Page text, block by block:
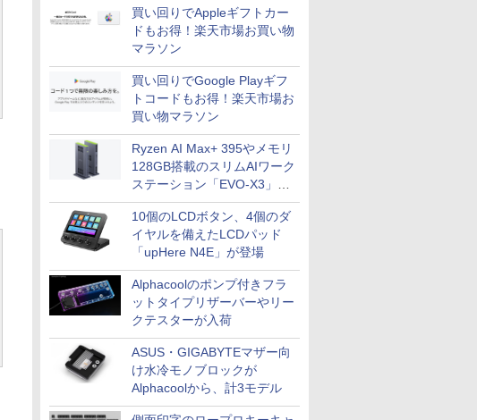
買い回りでAppleギフトカー
ドもお得！楽天市場お買い物
マラソン
買い回りでGoogle Playギフ
トコードもお得！楽天市場お
買い物マラソン
Ryzen AI Max+ 395やメモリ
128GB搭載のスリムAIワーク
ステーション「EVO-X3」が
GMKtecから
10個のLCDボタン、4個のダ
イヤルを備えたLCDパッド
「upHere N4E」が登場
Alphacoolのポンプ付きフラ
ットタイプリザーバーやリー
クテスターが入荷
ASUS・GIGABYTEマザー向
け水冷モノブロックが
Alphacoolから、計3モデル